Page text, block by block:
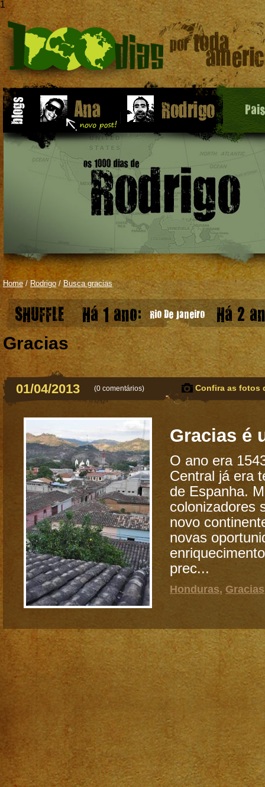
1
Home/ Rodrigo /Busca gracias
SHUFFLE Há 1 ano: Rio De Janeiro Há 2
Gracias
01/04/2013 (0 comentários) Confira as fotos
Gracias é
O ano era
Central já era
de Espanha.
colonizadores
novo
novas
prec...
Honduras, Gracias